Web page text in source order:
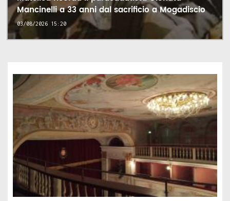
Mancinelli a 33 anni dal sacrificio a Mogadiscio
03/08/2026 15:20